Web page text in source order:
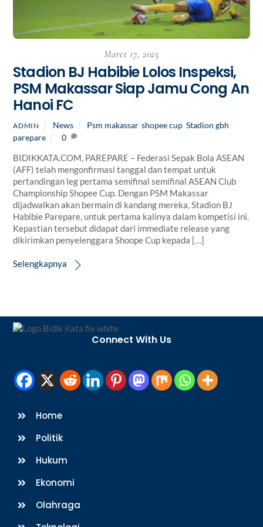
Maret 17, 2025
Stadion BJ Habibie Lolos Inspeksi,
PSM Makassar Siap Jamu Cong An
Hanoi FC
ADMIN News Psm makassar, shopee cup, Stadion gbh
parepare
0
BIDIKKATA.COM, PAREPARE – Federasi Sepak Bola ASEAN
(AFF) telah mengonfirmasi tanggal dan tempat untuk
pertandingan leg pertama semifinal semifinal ASEAN Club
Championship Shopee Cup. Dengan PSM Makassar
dijadwalkan akan bermain di kandang mereka, Stadion BJ
Habibie Parepare, untuk pertama kalinya dalam kompetisi ini.
Kepastian tersebut didapat dari immediate release yang
dikirimkan penyelenggara Shoope Cup kepada […]
Selengkapnya
Back
Connect With Us
Home
Politik
Hukum
Ekonomi
Olahraga